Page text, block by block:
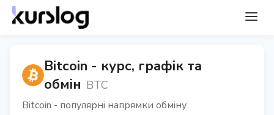
Bitcoin - курс, графік та
обмін BTC
Bitcoin - популярні напрямки обміну